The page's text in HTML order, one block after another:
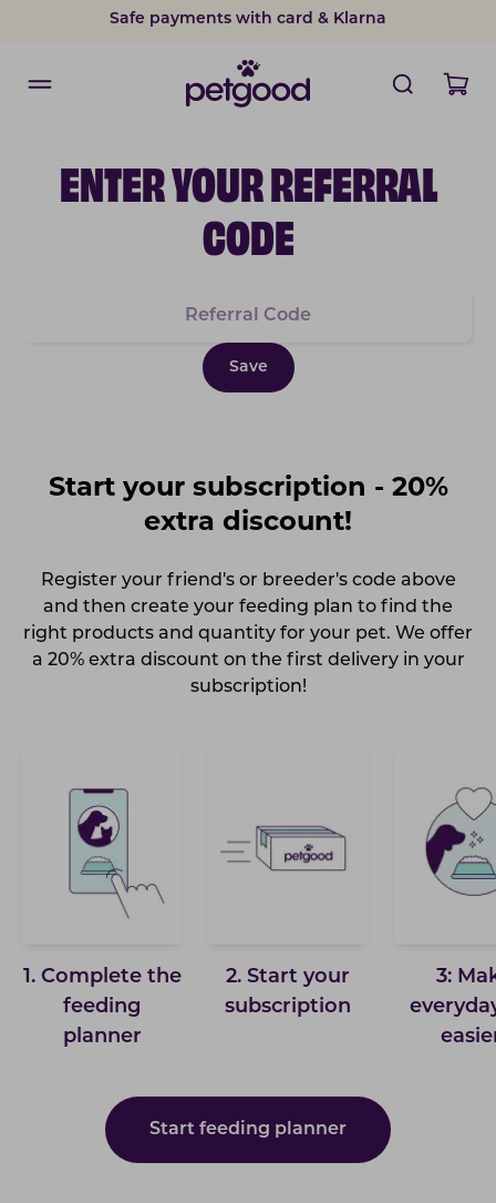
Safe payments with card & Klarna
ENTER YOUR REFERRAL
CODE
Save
Start your subscription - 20%
extra discount!
Register your friend's or breeder's code above
and then create your feeding plan to find the
right products and quantity for your pet. We offer
a 20% extra discount on the first delivery in your
subscription!
1. Complete the
feeding
planner
2. Start your
subscription
3:
Start feeding planner